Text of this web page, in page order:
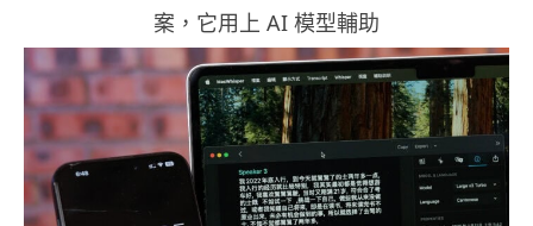
案，它用上 AI 模型輔助